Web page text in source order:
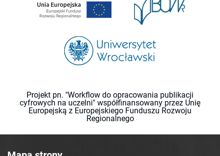
Projekt pn. "Workflow do opracowania publikacji
cyfrowych na uczelni" współfinansowany przez Unię
Europejską z Europejskiego Funduszu Rozwoju
Regionalnego